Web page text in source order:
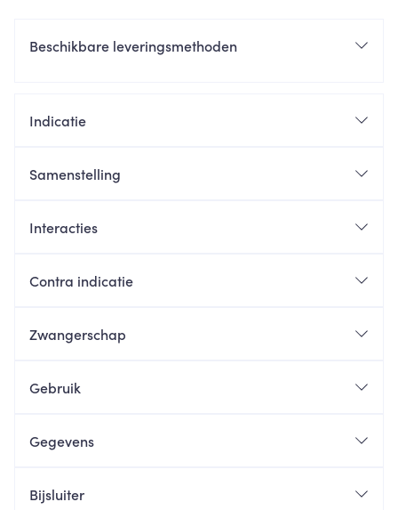
Beschikbare leveringsmethoden
Indicatie
Samenstelling
Interacties
Contra indicatie
Zwangerschap
Gebruik
Gegevens
Bijsluiter